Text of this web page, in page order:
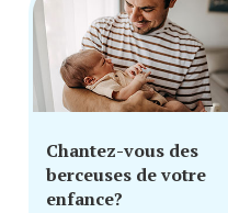
Chantez-vous des
berceuses de votre
enfance?